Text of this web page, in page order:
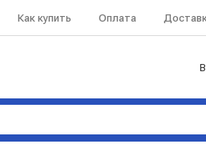
Как купить Оплата